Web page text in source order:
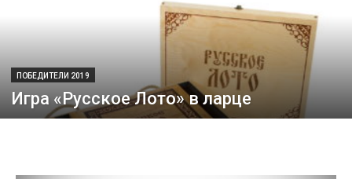
ПОБЕДИТЕЛИ 2019
Игра «Русское Лото» в ларце